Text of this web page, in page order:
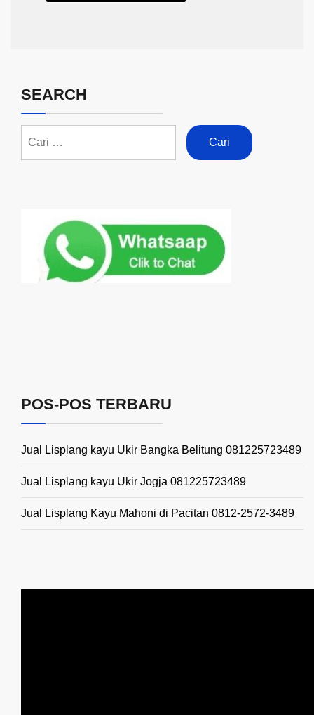
SEARCH
POS-POS TERBARU
Jual Lisplang kayu Ukir Bangka Belitung 081225723489
Jual Lisplang kayu Ukir Jogja 081225723489
Jual Lisplang Kayu Mahoni di Pacitan 0812-2572-3489